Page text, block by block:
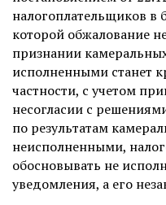
налогоплательщиков
которой обжалование
признании
исполненными станет
частности, с учетом
несогласии с
по результатам
неисполненными,
обосновывать не
уведомления, а его